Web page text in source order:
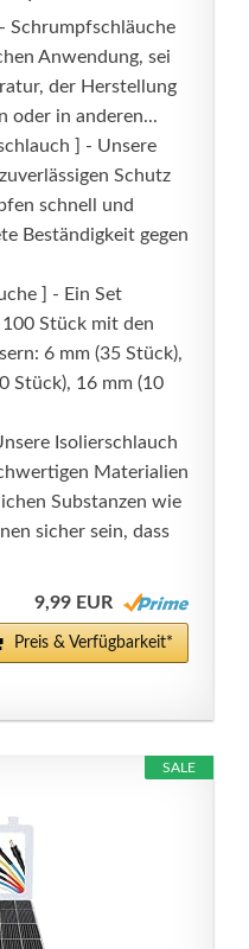
Schrumpfschläuche
Anwendung, sei
der Herstellung
oder in anderen...
] - Unsere
Schutz
schnell und
Beständigkeit gegen
] - Ein Set
Stück mit den
6 mm (35 Stück),
Stück), 16 mm (10
Isolierschlauch
Materialien
Substanzen wie
sicher sein, dass
9,99 EUR
Preis & Verfügbarkeit*
SALE